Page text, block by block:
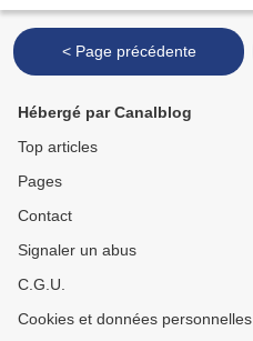
< Page précédente
Hébergé par Canalblog
Top articles
Pages
Contact
Signaler un abus
C.G.U.
Cookies et données personnelles